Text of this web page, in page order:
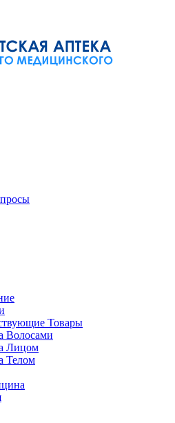
Товары
Волосами
Лицом
Телом